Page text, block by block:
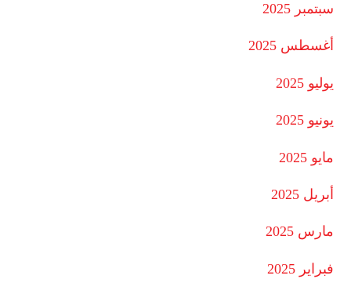
سبتمبر 2025
أغسطس 2025
يوليو 2025
يونيو 2025
مايو 2025
أبريل 2025
مارس 2025
فبراير 2025